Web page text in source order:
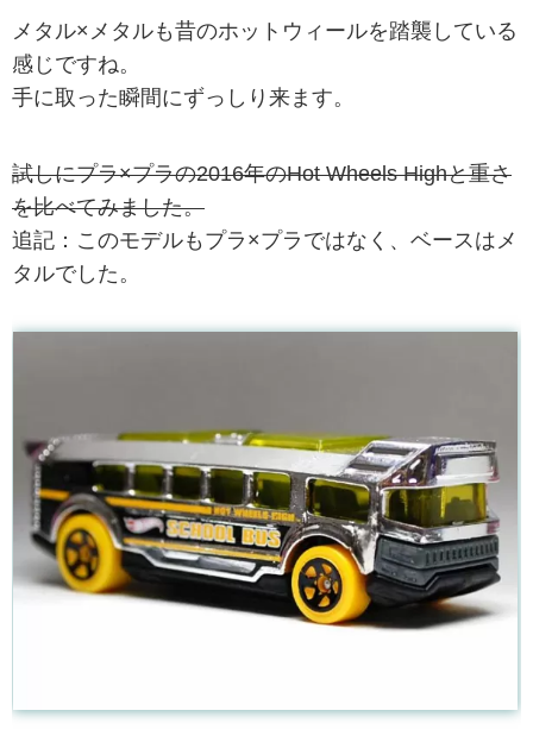
メタル×メタルも昔のホットウィールを踏襲している
感じですね。
手に取った瞬間にずっしり来ます。
試しにプラ×プラの2016年のHot Wheels Highと重さ
を比べてみました。
追記：このモデルもプラ×プラではなく、ベースはメ
タルでした。